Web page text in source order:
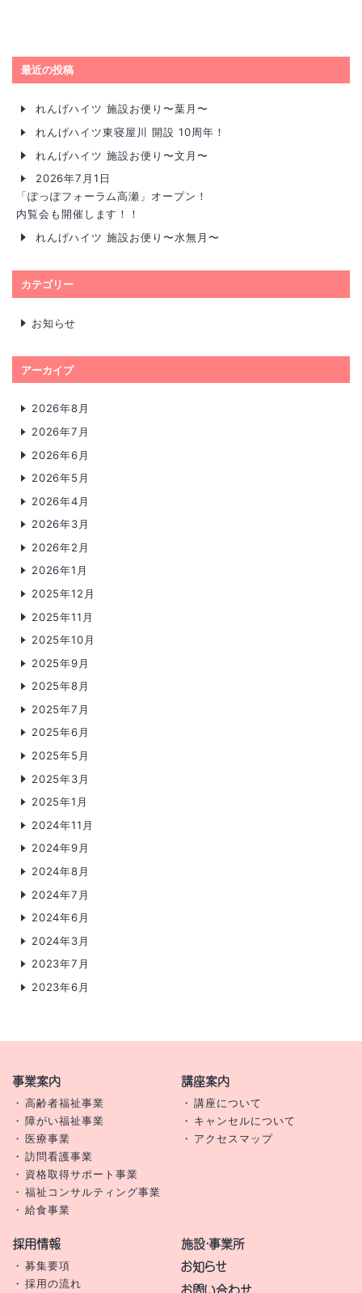
最近の投稿
れんげハイツ 施設お便り〜葉月〜
れんげハイツ東寝屋川 開設 10周年！
れんげハイツ 施設お便り〜文月〜
2026年7月1日
「ぽっぽフォーラム高瀬」オープン！
内覧会も開催します！！
れんげハイツ 施設お便り〜水無月〜
カテゴリー
お知らせ
アーカイブ
2026年8月
2026年7月
2026年6月
2026年5月
2026年4月
2026年3月
2026年2月
2026年1月
2025年12月
2025年11月
2025年10月
2025年9月
2025年8月
2025年7月
2025年6月
2025年5月
2025年3月
2025年1月
2024年11月
2024年9月
2024年8月
2024年7月
2024年6月
2024年3月
2023年7月
2023年6月
事業案内
高齢者福祉事業
障がい福祉事業
医療事業
訪問看護事業
資格取得サポート事業
福祉コンサルティング事業
給食事業
講座案内
講座について
キャンセルについて
アクセスマップ
採用情報
募集要項
採用の流れ
施設・事業所
お知らせ
お問い合わせ